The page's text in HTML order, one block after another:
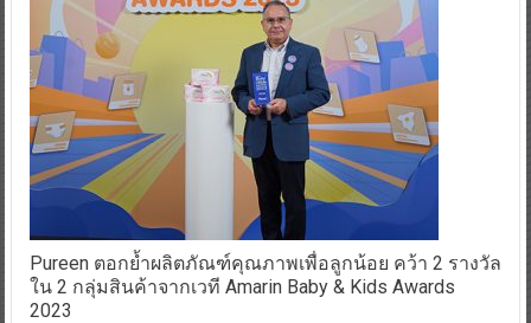
Pureen ตอกย้ำผลิตภัณฑ์คุณภาพเพื่อลูกน้อย คว้า 2 รางวัล
ใน 2 กลุ่มสินค้าจากเวที Amarin Baby & Kids Awards
2023